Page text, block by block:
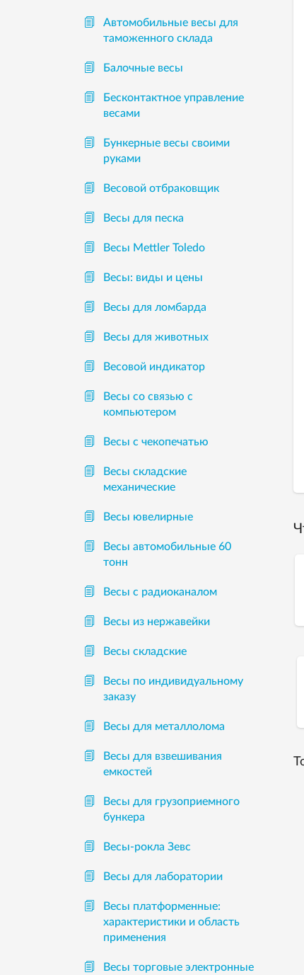
Автомобильные весы для
таможенного склада
Балочные весы
Бесконтактное управление
весами
Бункерные весы своими
руками
Весовой отбраковщик
Весы для песка
Весы Mettler Toledo
Весы: виды и цены
Весы для ломбарда
Весы для животных
Весовой индикатор
Весы со связью с
компьютером
Весы с чекопечатью
Весы складские
механические
Весы ювелирные
Весы автомобильные 60
тонн
Весы с радиоканалом
Весы из нержавейки
Весы складские
Весы по индивидуальному
заказу
Весы для металлолома
Весы для взвешивания
емкостей
Весы для грузоприемного
бункера
Весы-рокла Зевс
Весы для лаборатории
Весы платформенные:
характеристики и область
применения
Весы торговые электронные